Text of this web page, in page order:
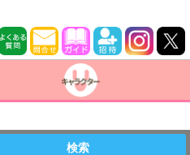
検索